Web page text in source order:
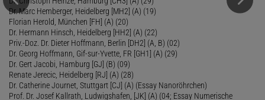
Dr. Marc Hemberger, Heidelberg [MH2] (A) (19)
Florian Herold, München [FH] (A) (20)
Dr. Hermann Hinsch, Heidelberg [HH2] (A) (22)
Priv.-Doz. Dr. Dieter Hoffmann, Berlin [DH2] (A, B) (02)
Dr. Georg Hoffmann, Gif-sur-Yvette, FR [GH1] (A) (29)
Dr. Gert Jacobi, Hamburg [GJ] (B) (09)
Renate Jerecic, Heidelberg [RJ] (A) (28)
Dr. Catherine Journet, Stuttgart [CJ] (A) (Essay Nanoröhrchen)
Prof. Dr. Josef Kallrath, Ludwigshafen, [JK] (A) (04; Essay Numerische